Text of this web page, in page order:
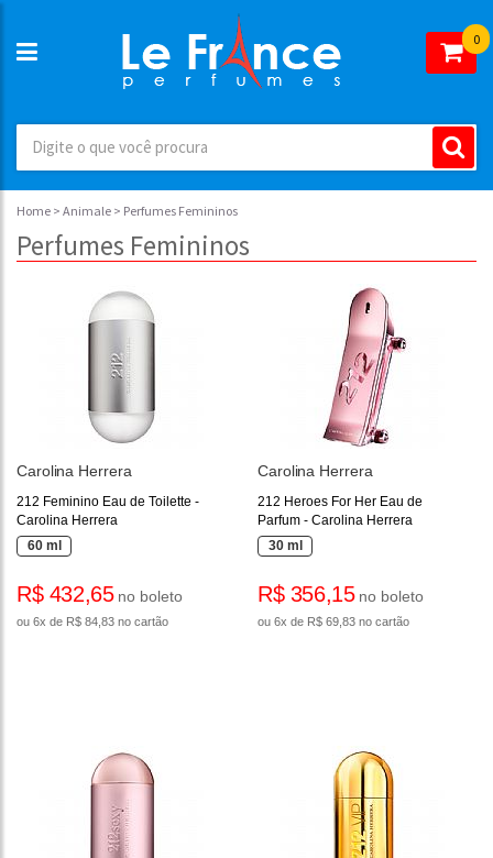
0
Home > Animale > Perfumes Femininos
Perfumes Femininos
Carolina Herrera
212 Feminino Eau de Toilette -
Carolina Herrera
60 ml
R$ 432,65no boleto
ou 6x de R$ 84,83 no cartão
Carolina Herrera
212 Heroes For Her Eau de
Parfum - Carolina Herrera
30 ml
R$ 356,15no boleto
ou 6x de R$ 69,83 no cartão